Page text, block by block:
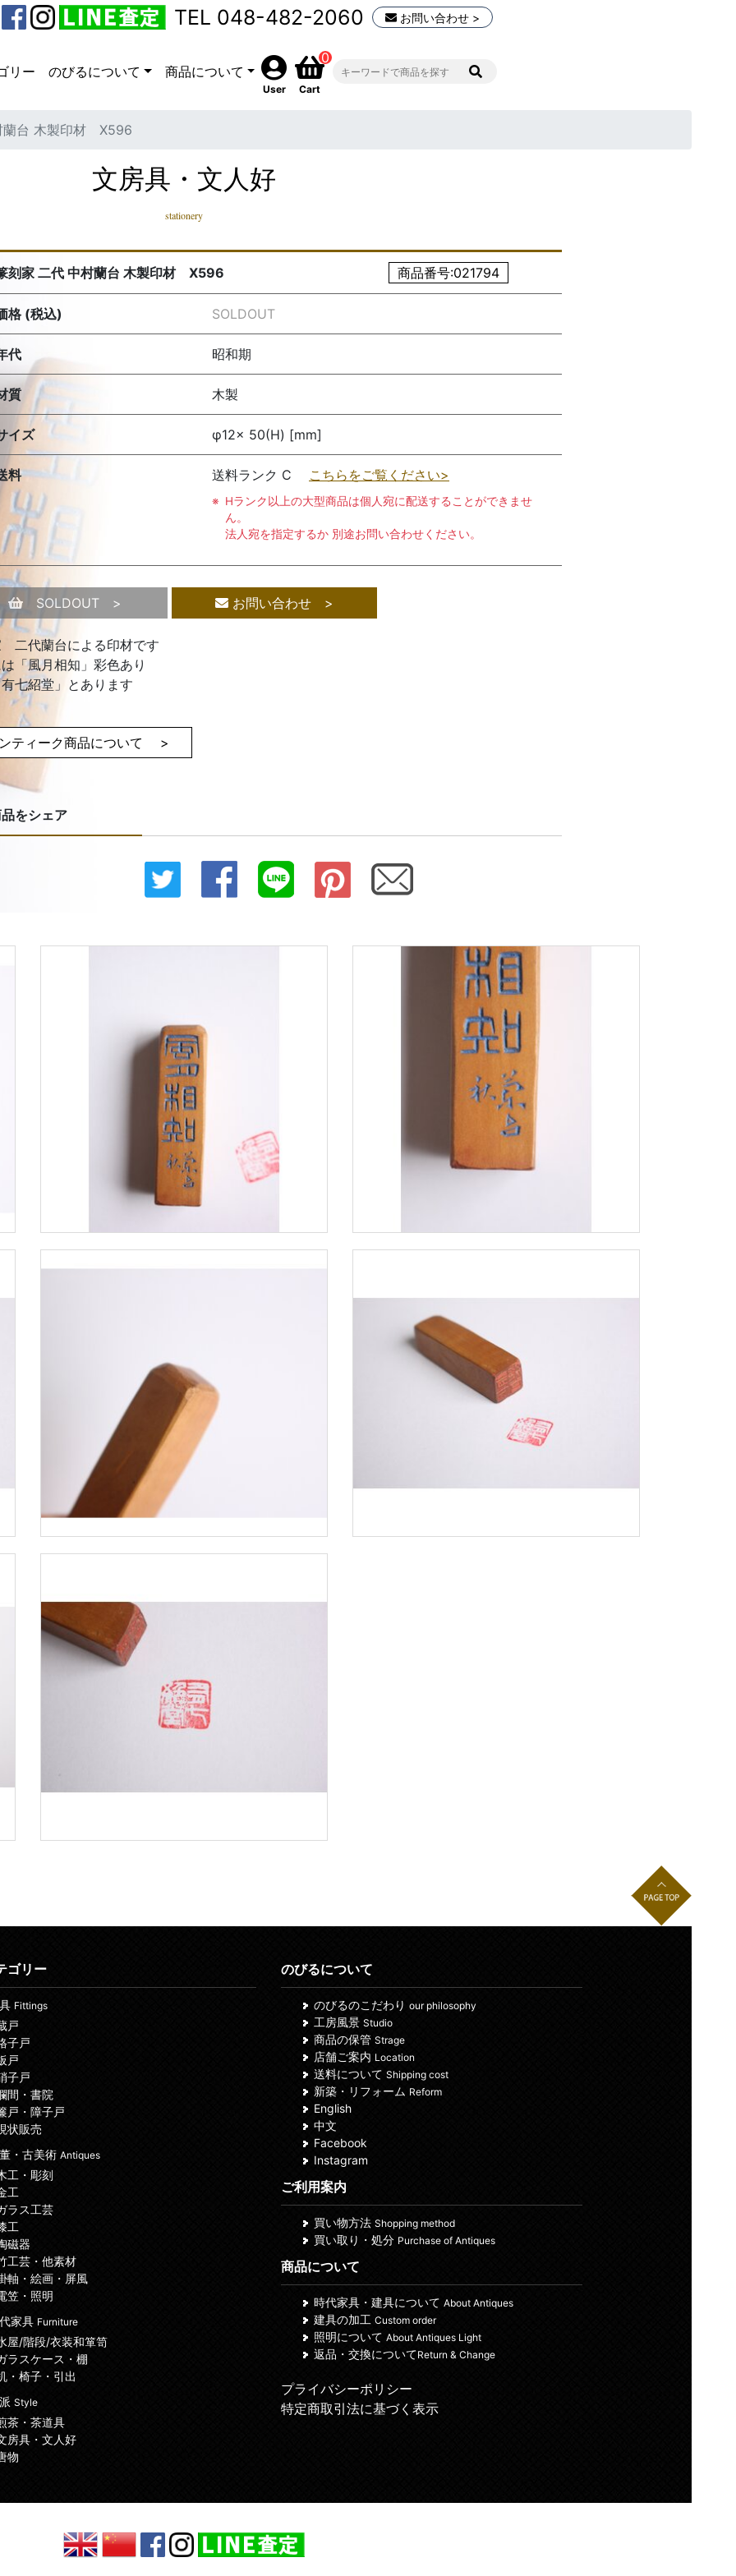
TEL 048-482-2060 お問い合わせ >
リー のびるについて 商品について
User
0
Cart
蘭台 木製印材 X596
文房具・文人好
stationery
刻家 二代 中村蘭台 木製印材 X596 商品番号:021794
格 (税込) SOLDOUT
代 昭和期
質 木製
イズ φ12× 50(H) [mm]
料 送料ランク C こちらをご覧ください>
Hランク以上の大型商品は個人宛に配送することができませ
ん。
法人宛を指定するか 別途お問い合わせください。
SOLDOUT > お問い合わせ >
二代蘭台による印材です
「風月相知」彩色あり
七紹堂」とあります
ティーク商品について >
をシェア
ゴリー
Fittings
戸
子戸
戸
子戸
間・書院
戸・障子戸
状販売
・古美術 Antiques
工・彫刻
工
ラス工芸
工
磁器
工芸・他素材
軸・絵画・屏風
笠・照明
家具 Furniture
屋/階段/衣装和箪笥
ラスケース・棚
・椅子・引出
Style
茶・茶道具
房具・文人好
物
のびるについて
のびるのこだわり our philosophy
工房風景 Studio
商品の保管 Strage
店舗ご案内 Location
送料について Shipping cost
新築・リフォーム Reform
English
中文
Facebook
Instagram
ご利用案内
買い物方法 Shopping method
買い取り・処分 Purchase of Antiques
商品について
時代家具・建具について About Antiques
建具の加工 Custom order
照明について About Antiques Light
返品・交換についてReturn & Change
プライバシーポリシー
特定商取引法に基づく表示